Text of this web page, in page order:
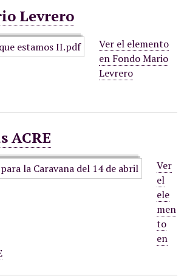
Levrero
Ver el elemento
en Fondo Mario
Levrero
ACRE
Ver
el
ele
men
to
en